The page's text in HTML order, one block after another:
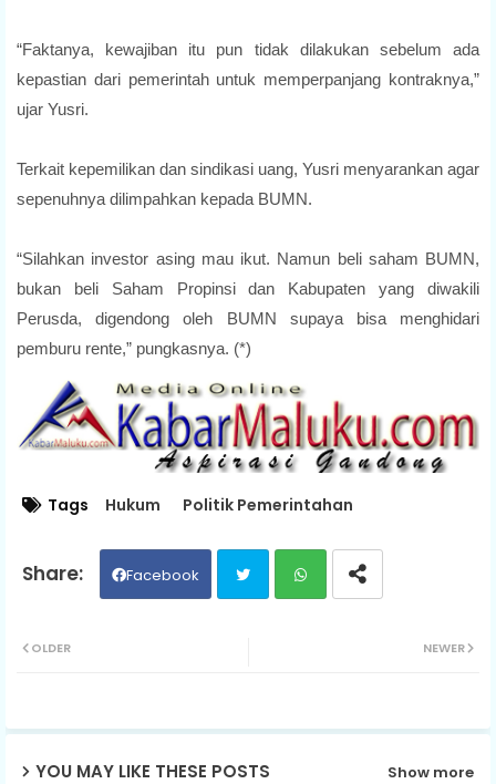
“Faktanya, kewajiban itu pun tidak dilakukan sebelum ada
kepastian dari pemerintah untuk memperpanjang kontraknya,”
ujar Yusri.
Terkait kepemilikan dan sindikasi uang, Yusri menyarankan agar
sepenuhnya dilimpahkan kepada BUMN.
“Silahkan investor asing mau ikut. Namun beli saham BUMN,
bukan beli Saham Propinsi dan Kabupaten yang diwakili
Perusda, digendong oleh BUMN supaya bisa menghidari
pemburu rente,” pungkasnya. (*)
Tags Hukum Politik Pemerintahan
Facebook
ap
NEWER
OLDER
YOU MAY LIKE THESE POSTS Show more